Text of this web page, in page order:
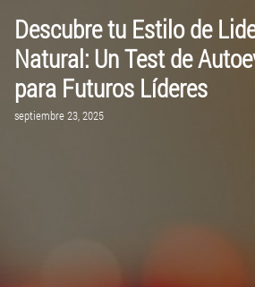
Descubre tu Estilo de
Natural: Un Test de
para Futuros Líderes
septiembre 23, 2025
HOME
CATEGORÍAS